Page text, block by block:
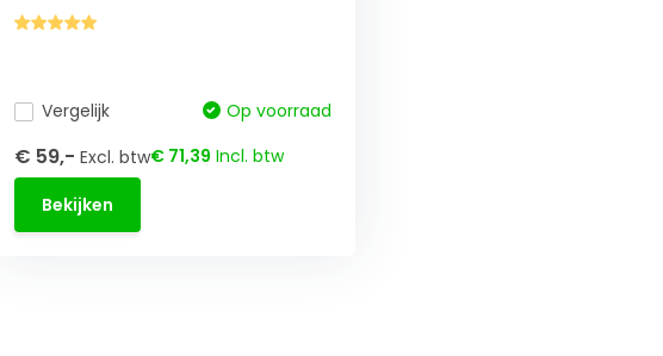
Vergelijk Op voorraad
€ 59,- Excl. btw€ 71,39 Incl. btw
Bekijken